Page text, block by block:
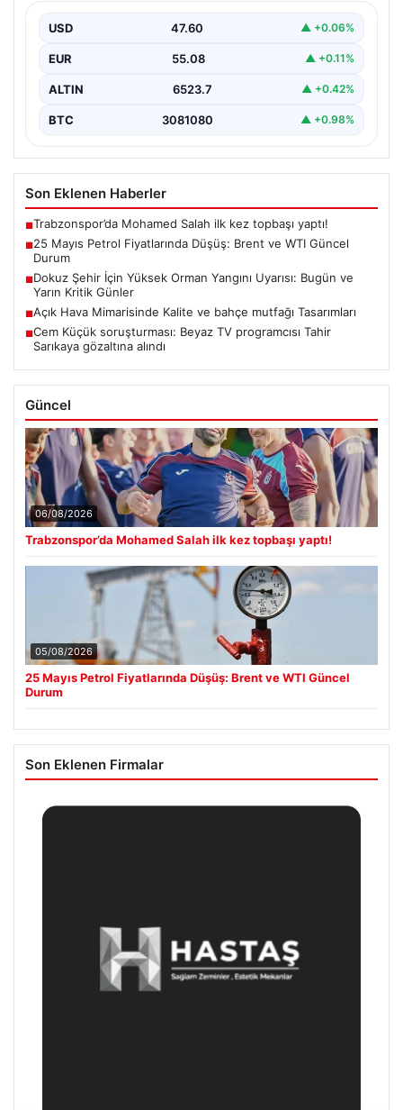
maddelerinden biri olan petrol fiyatlarındaki hareketlilik,
özellikle Orta…
USD 47.60 ▲ +0.06%
EUR 55.08 ▲ +0.11%
ALTIN 6523.7 ▲ +0.42%
BTC 3081080 ▲ +0.98%
Son Eklenen Haberler
■Trabzonspor’da Mohamed Salah ilk kez topbaşı yaptı!
■25 Mayıs Petrol Fiyatlarında Düşüş: Brent ve WTI Güncel
Durum
■Dokuz Şehir İçin Yüksek Orman Yangını Uyarısı: Bugün ve
Yarın Kritik Günler
■Açık Hava Mimarisinde Kalite ve bahçe mutfağı Tasarımları
■Cem Küçük soruşturması: Beyaz TV programcısı Tahir
Sarıkaya gözaltına alındı
Güncel
06/08/2026
Trabzonspor’da Mohamed Salah ilk kez topbaşı yaptı!
05/08/2026
25 Mayıs Petrol Fiyatlarında Düşüş: Brent ve WTI Güncel
Durum
Son Eklenen Firmalar